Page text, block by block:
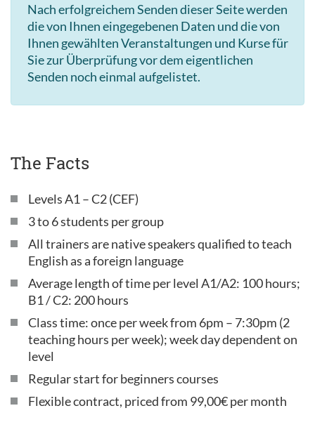
Nach erfolgreichem Senden dieser Seite werden
die von Ihnen eingegebenen Daten und die von
Ihnen gewählten Veranstaltungen und Kurse für
Sie zur Überprüfung vor dem eigentlichen
Senden noch einmal aufgelistet.
The Facts
Levels A1 – C2 (CEF)
3 to 6 students per group
All trainers are native speakers qualified to teach
English as a foreign language
Average length of time per level A1/A2: 100 hours;
B1 / C2: 200 hours
Class time: once per week from 6pm – 7:30pm (2
teaching hours per week); week day dependent on
level
Regular start for beginners courses
Flexible contract, priced from 99,00€ per month